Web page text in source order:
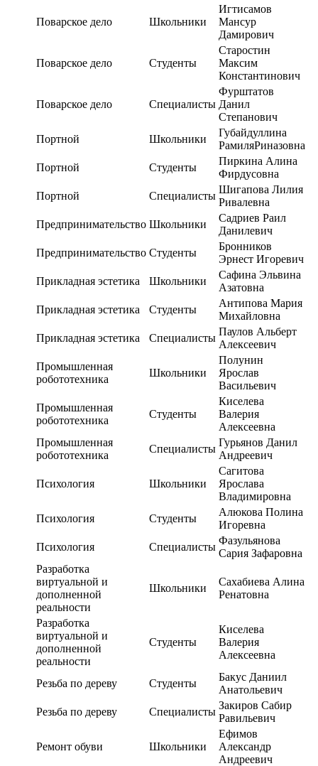
Поварское дело Школьники
Игтисамов
Мансур
Дамирович
Поварское дело Студенты
Старостин
Максим
Константинович
Поварское дело Специалисты
Фурштатов
Данил
Степанович
Портной
Школьники
Губайдуллина
РамиляРиназовна
Портной
Студенты
Пиркина Алина
Фирдусовна
Портной
Специалисты
Шигапова Лилия
Ривалевна
Предпринимательство Школьники
Садриев Раил
Данилевич
Предпринимательство Студенты
Бронников
Эрнест Игоревич
Прикладная эстетика
Школьники
Сафина Эльвина
Азатовна
Прикладная эстетика
Студенты
Антипова Мария
Михайловна
Прикладная эстетика
Специалисты
Паулов Альберт
Алексеевич
Промышленная
робототехника
Школьники
Полунин
Ярослав
Васильевич
Промышленная
робототехника
Студенты
Киселева
Валерия
Алексеевна
Промышленная
робототехника
Специалисты
Гурьянов Данил
Андреевич
Психология Школьники
Сагитова
Ярослава
Владимировна
Психология
Студенты
Алюкова Полина
Игоревна
Психология
Специалисты
Фазульянова
Сария Зафаровна
Разработка
виртуальной и
дополненной
реальности
Школьники
Сахабиева Алина
Ренатовна
Разработка
виртуальной и
дополненной
реальности
Студенты
Киселева
Валерия
Алексеевна
Резьба по дереву Студенты
Бакус Даниил
Анатольевич
Резьба по дереву
Специалисты
Закиров Сабир
Равильевич
Ремонт обуви Школьники
Ефимов
Александр
Андреевич